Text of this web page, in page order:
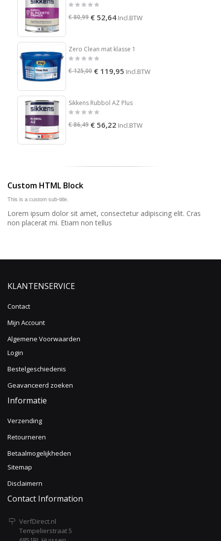
€ 80,99 € 52,64 Incl.BTW
Zero Clean mat klasse 1
€ 125,00 € 119,95 Incl.BTW
Sikkens Rubbol AZ Plus
€ 86,49 € 56,22 Incl.BTW
Custom HTML Block
This is a custom sub-title.
Lorem ipsum dolor sit amet, consectetur adipiscing elit. Cras
non placerat mi. Etiam non tellus
KLANTENSERVICE
Contact
Mijn Account
Algemene Voorwaarden
Login
Bestelgeschiedenis
Geavanceerd zoeken
Informatie
Verzending
Retourneren
Betaalmogelijkheden
Sitemap
Disclaimern
Contact Information
VerfDirect.nl
Tempelierstraat 5